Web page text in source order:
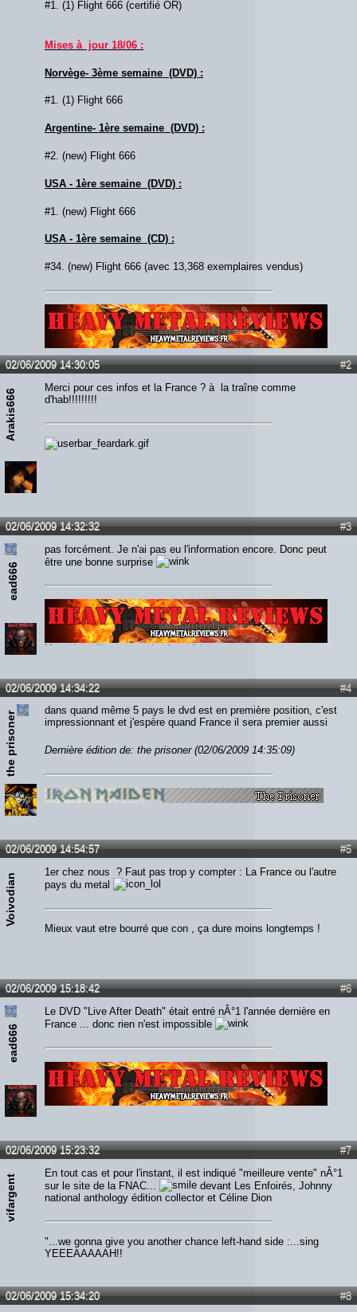
#1. (1) Flight 666 (certifié OR)
Mises à jour 18/06 :
Norvège- 3ème semaine (DVD) :
#1. (1) Flight 666
Argentine- 1ère semaine (DVD) :
#2. (new) Flight 666
USA - 1ère semaine (DVD) :
#1. (new) Flight 666
USA - 1ère semaine (CD) :
#34. (new) Flight 666 (avec 13,368 exemplaires vendus)
Lien :http://heavymetalreviews.fr/
#2
02/06/2009 14:30:05
Arakis666
Merci pour ces infos et la France ? à la traîne comme
d'hab!!!!!!!!!
#3
02/06/2009 14:32:32
ead666
pas forcément. Je n'ai pas eu l'information encore. Donc peut
être une bonne surprise
Lien : http://heavymetalreviews.fr/
#4
02/06/2009 14:34:22
the prisoner
dans quand même 5 pays le dvd est en première position, c'est
impressionnant et j'espère quand France il sera premier aussi
Dernière édition de: the prisoner (02/06/2009 14:35:09)
#5
02/06/2009 14:54:57
Voivodian
1er chez nous ? Faut pas trop y compter : La France ou l'autre
pays du metal
Mieux vaut etre bourré que con , ça dure moins longtemps !
#6
02/06/2009 15:18:42
ead666
Le DVD "Live After Death" était entré nÂ°1 l'année dernière en
France ... donc rien n'est impossible
#7
02/06/2009 15:23:32
vifargent
En tout cas et pour l'instant, il est indiqué "meilleure vente" nÂ°1
sur le site de la FNAC...
devant Les Enfoirés, Johnny
national anthology édition collector et Céline Dion
"...we gonna give you another chance left-hand side :...sing
YEEEAAAAAH!!
#8
02/06/2009 15:34:20